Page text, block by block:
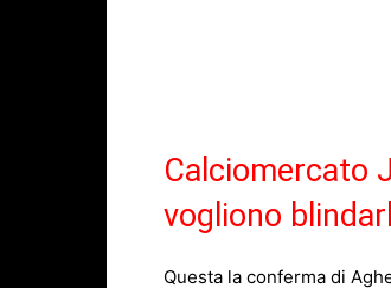
Calciomercato
vogliono
Questa la conferma di